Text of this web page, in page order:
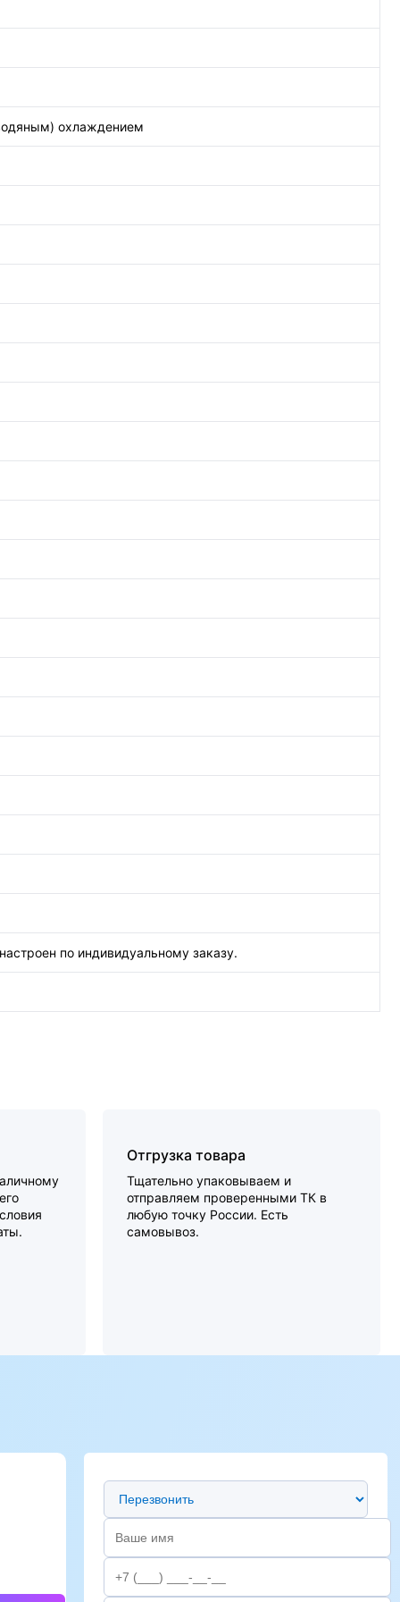
охлаждением
по индивидуальному заказу.
Отгрузка товара
Тщательно упаковываем и
отправляем проверенными ТК в
любую точку России. Есть
самовывоз.
Предпочтительный способ связи